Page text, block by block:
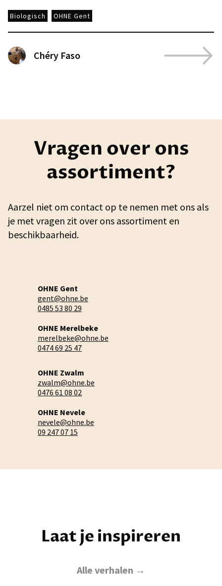
Biologisch OHNE Gent
Chéry Faso
Vragen over ons
assortiment?
Aarzel niet om contact op te nemen met ons als
je met vragen zit over ons assortiment en
beschikbaarheid.
OHNE Gent
gent@ohne.be
0485 53 80 29
OHNE Merelbeke
merelbeke@ohne.be
0474 69 25 47
OHNE Zwalm
zwalm@ohne.be
0476 61 08 02
OHNE Nevele
nevele@ohne.be
09 247 07 15
Laat je inspireren
Alle verhalen →